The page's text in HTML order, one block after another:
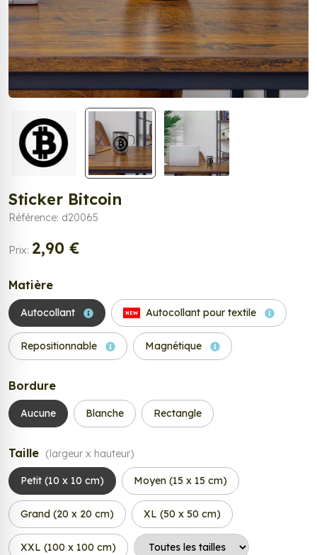
Sticker Bitcoin
Référence: d20065
Prix: 2,90 €
Matière
Autocollant NEW Autocollant pour textile
Repositionnable Magnétique
Bordure
Aucune Blanche Rectangle
Taille (largeur x hauteur)
Petit (10 x 10 cm) Moyen (15 x 15 cm)
Grand (20 x 20 cm) XL (50 x 50 cm)
XXL (100 x 100 cm)